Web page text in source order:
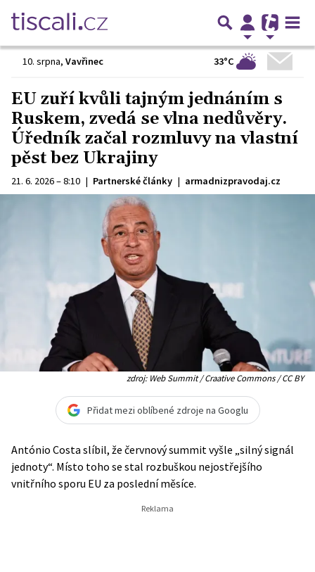
10. srpna, Vavřinec 33°C
EU zuří kvůli tajným jednáním s
Ruskem, zvedá se vlna nedůvěry.
Úředník začal rozmluvy na vlastní
pěst bez Ukrajiny
21. 6. 2026 – 8:10 | Partnerské články | armadnizpravodaj.cz
zdroj: Web Summit / Craative Commons / CC BY
Přidat mezi oblíbené zdroje na Googlu
António Costa slíbil, že červnový summit vyšle „silný signál
jednoty“. Místo toho se stal rozbuškou nejostřejšího
vnitřního sporu EU za poslední měsíce.